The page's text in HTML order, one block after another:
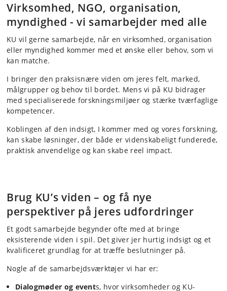
Virksomhed, NGO, organisation,
myndighed - vi samarbejder med alle
KU vil gerne samarbejde, når en virksomhed, organisation
eller myndighed kommer med et ønske eller behov, som vi
kan matche.
I bringer den praksisnære viden om jeres felt, marked,
målgrupper og behov til bordet. Mens vi på KU bidrager
med specialiserede forskningsmiljøer og stærke tværfaglige
kompetencer.
Koblingen af den indsigt, I kommer med og vores forskning,
kan skabe løsninger, der både er videnskabeligt funderede,
praktisk anvendelige og kan skabe reel impact.
Brug KU’s viden – og få nye
perspektiver på jeres udfordringer
Et godt samarbejde begynder ofte med at bringe
eksisterende viden i spil. Det giver jer hurtig indsigt og et
kvalificeret grundlag for at træffe beslutninger på.
Nogle af de samarbejdsværktøjer vi har er:
Dialogmøder og events, hvor virksomheder og KU-